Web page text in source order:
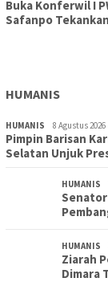
Buka Konferwil I
Safanpo
TOPIK 9 Agustus
Konferwil I
HUMANIS
HUMANIS 8 Agustus 2026
Pimpin Barisan
Selatan Unjuk
HUMANIS
HUMANIS
Ziarah
Dimara